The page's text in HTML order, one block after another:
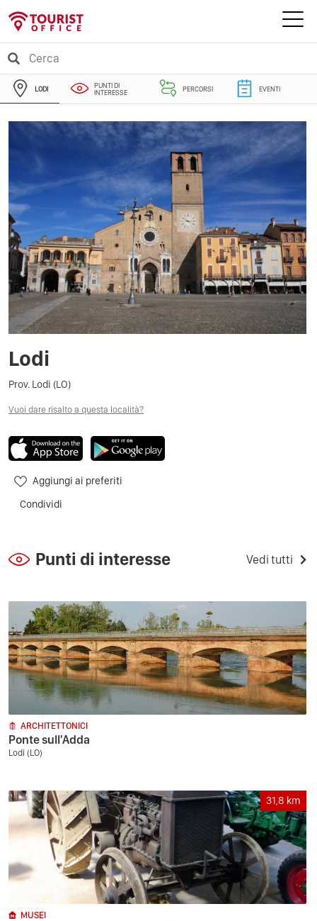
LODI
PUNTI DI
INTERESSE
PERCORSI EVENTI
Lodi
Prov. Lodi (LO)
Vuoi dare risalto a questa località?
Aggiungi ai preferiti
Condividi
Punti di interesse Vedi tutti
ARCHITETTONICI
Ponte sull'Adda
Lodi (LO)
31,8 km
MUSEI